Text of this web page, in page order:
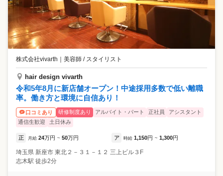
株式会社vivarth ｜ 美容師 / スタイリスト
hair design vivarth
令和5年8月に新店舗オープン！中途採用多数で低い離職
率。働き方と環境に自信あり！
口コミあり 研修制度あり アルバイト・パート 正社員
アシスタント
通信生歓迎
土日休み
正 月給 24万円 ~ 50万円 ア 時給 1,150円 ~ 1,300円
埼玉県 新座市 東北２－３１－１２ 三上ビル３F
志木駅 徒歩2分